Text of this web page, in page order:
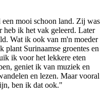
mooi schoon land. Zij was
heb ik het vak geleerd. Later
Wat ik ook van m'n moeder
plant Surinaamse groentes en
ik voor het lekkere eten
geniet ik van muziek en
en lezen. Maar vooral
ben ik dat ook."